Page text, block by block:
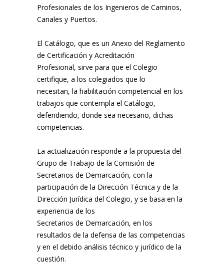
Profesionales de los Ingenieros de Caminos,
Canales y Puertos.
El Catálogo, que es un Anexo del Reglamento
de Certificación y Acreditación
Profesional, sirve para que el Colegio
certifique, a los colegiados que lo
necesitan, la habilitación competencial en los
trabajos que contempla el Catálogo,
defendiendo, donde sea necesario, dichas
competencias.
La actualización responde a la propuesta del
Grupo de Trabajo de la Comisión de
Secretarios de Demarcación, con la
participación de la Dirección Técnica y de la
Dirección Jurídica del Colegio, y se basa en la
experiencia de los
Secretarios de Demarcación, en los
resultados de la defensa de las competencias
y en el debido análisis técnico y jurídico de la
cuestión.